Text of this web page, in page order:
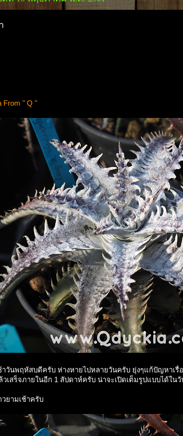
From " Q "
าวันพฤหัสบดีครับ ห่างหายไปหลายวันครับ ยุ่งๆแก้ปัญหาเรื่อ
วเสร็จภายในอีก 1 สัปดาห์ครับ น่าจะเปิดเต็มรูปแบบได้ใน
ยามเช้าครับ